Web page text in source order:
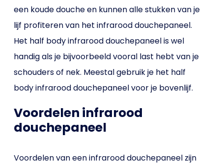
een koude douche en kunnen alle stukken van je
lijf profiteren van het infrarood douchepaneel.
Het half body infrarood douchepaneel is wel
handig als je bijvoorbeeld vooral last hebt van je
schouders of nek. Meestal gebruik je het half
body infrarood douchepaneel voor je bovenlijf.
Voordelen infrarood
douchepaneel
Voordelen van een infrarood douchepaneel zijn